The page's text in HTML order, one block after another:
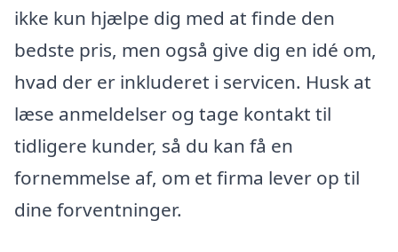
ikke kun hjælpe dig med at finde den
bedste pris, men også give dig en idé om,
hvad der er inkluderet i servicen. Husk at
læse anmeldelser og tage kontakt til
tidligere kunder, så du kan få en
fornemmelse af, om et firma lever op til
dine forventninger.